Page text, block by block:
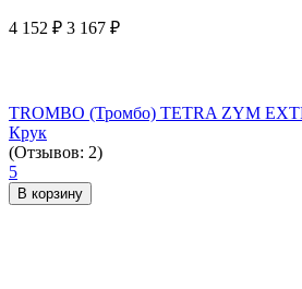
4 152 ₽ 3 167 ₽
TROMBO (Тромбо) TETRA ZYM
Крук
(Отзывов: 2)
5
В корзину